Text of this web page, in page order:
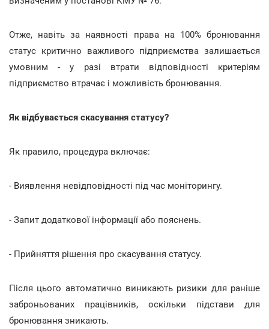
Отже, навіть за наявності права на 100% бронювання
статус критично важливого підприємства залишається
умовним - у разі втрати відповідності критеріям
підприємство втрачає і можливість бронювання.
Як відбувається скасування статусу?
Як правило, процедура включає:
- Виявлення невідповідності під час моніторингу.
- Запит додаткової інформації або пояснень.
- Прийняття рішення про скасування статусу.
Після цього автоматично виникають ризики для раніше
заброньованих працівників, оскільки підстави для
бронювання зникають.